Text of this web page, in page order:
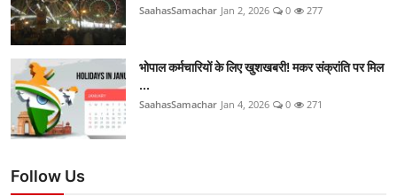
SaahasSamachar Jan 2, 2026 0 277
भोपाल कर्मचारियों के लिए खुशखबरी! मकर संक्रांति पर मिल
...
SaahasSamachar Jan 4, 2026 0 271
Follow Us